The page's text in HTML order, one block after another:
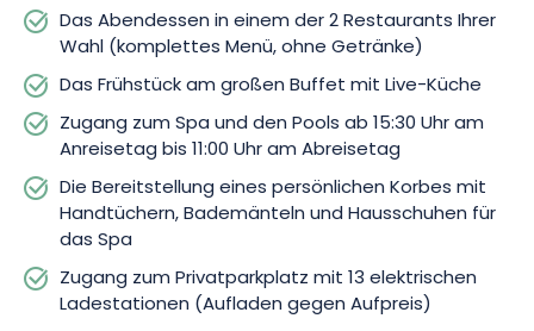
Moment im Spa ein sanftes Erlebnis wird.
Die Einrichtung hat an jedes Detail gedacht, um Ihren Komfort
zu gewährleisten. Nutzen Sie die private Terrasse zum
Entspannen, den WLAN-Zugang, um in Verbindung zu bleiben,
und den kostenlosen Parkplatz, um Ihre Anreise zu erleichtern.
Für diejenigen, die auf nachhaltige Mobilität Wert legen, bietet
der Zugang zum Privatparkplatz 13 Elektroanschlüsse
(Aufladen gegen Aufpreis).
Warum also zögern? Mit einem Geschenkgutschein, der bis zu
Das Abendessen in einem der 2 Restaurants Ihrer
Wahl (komplettes Menü, ohne Getränke)
Das Frühstück am großen Buffet mit Live-Küche
Zugang zum Spa und den Pools ab 15:30 Uhr am
Anreisetag bis 11:00 Uhr am Abreisetag
Die Bereitstellung eines persönlichen Korbes mit
Handtüchern, Bademänteln und Hausschuhen für
das Spa
Zugang zum Privatparkplatz mit 13 elektrischen
Ladestationen (Aufladen gegen Aufpreis)